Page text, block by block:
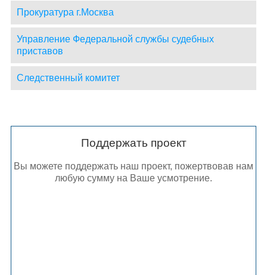
Прокуратура г.Москва
Управление Федеральной службы судебных
приставов
Следственный комитет
Поддержать проект
Вы можете поддержать наш проект, пожертвовав нам
любую сумму на Ваше усмотрение.